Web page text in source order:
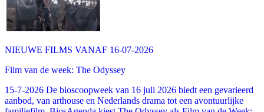
NIEUWE FILMS VANAF 16-07-2026
Film van de week: The Odyssey
15-7-2026 De bioscoopweek van 16 juli 2026 biedt een gevarieerd
aanbod, van arthouse en Nederlands drama tot een avontuurlijke